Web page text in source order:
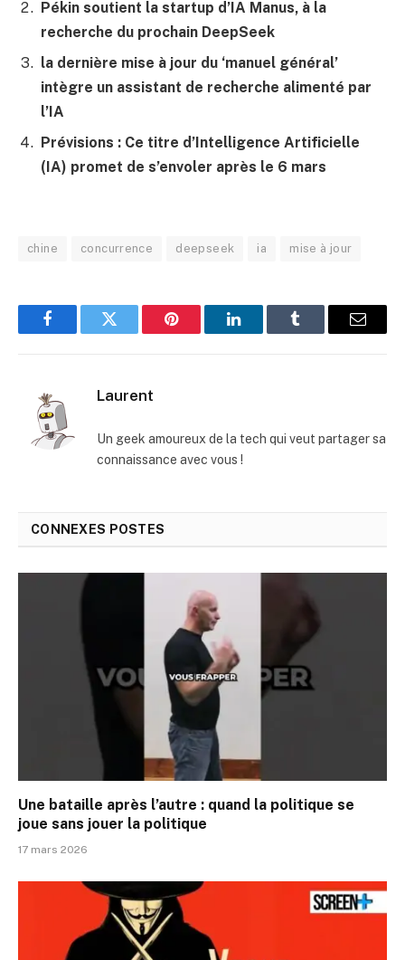
Pékin soutient la startup d’IA Manus, à la
recherche du prochain DeepSeek
la dernière mise à jour du ‘manuel général’
intègre un assistant de recherche alimenté par
l’IA
Prévisions : Ce titre d’Intelligence Artificielle
(IA) promet de s’envoler après le 6 mars
chine concurrence deepseek ia mise à jour
FacebookTwitter Pinterest LinkedInTumblr
E-
Laurent
Un geek amoureux de la tech qui veut partager sa
connaissance avec vous !
CONNEXES POSTES
Une bataille après l’autre : quand la politique se
joue sans jouer la politique
17 mars 2026